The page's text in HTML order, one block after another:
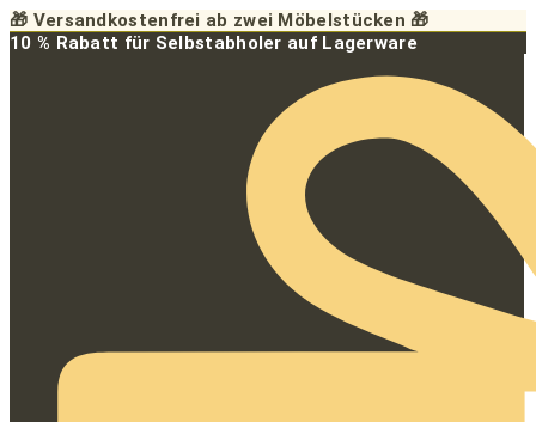
Zum
Inhalt
🎁 Versandkostenfrei ab zwei Möbelstücken 🎁
10 % Rabatt für Selbstabholer auf Lagerware